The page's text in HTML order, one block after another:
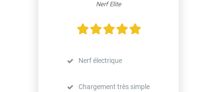
Nerf Elite
Nerf électrique
Chargement très simple